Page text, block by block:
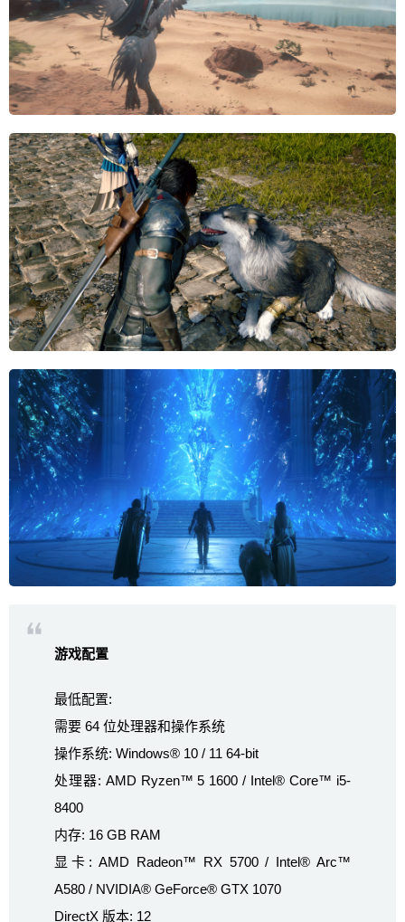
游戏配置
最低配置:
需要 64 位处理器和操作系统
操作系统: Windows® 10 / 11 64-bit
处理器: AMD Ryzen™ 5 1600 / Intel® Core™ i5-
8400
内存: 16 GB RAM
显卡: AMD Radeon™ RX 5700 / Intel® Arc™
A580 / NVIDIA® GeForce® GTX 1070
DirectX 版本: 12